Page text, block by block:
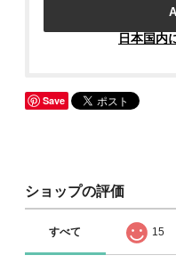
日本国内
Save
ショップの評価
すべて 15